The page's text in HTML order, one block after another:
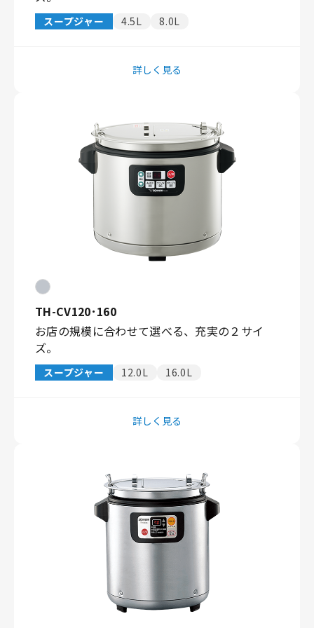
スープジャー 4.5L 8.0L
詳しく見る
TH-CV120･160
お店の規模に合わせて選べる、充実の２サイ
ズ。
スープジャー 12.0L 16.0L
詳しく見る